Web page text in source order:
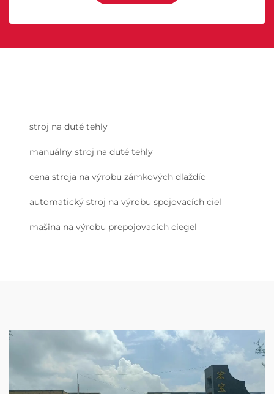
stroj na duté tehly
manuálny stroj na duté tehly
cena stroja na výrobu zámkových dlaždíc
automatický stroj na výrobu spojovacích ciel
mašina na výrobu prepojovacích ciegel